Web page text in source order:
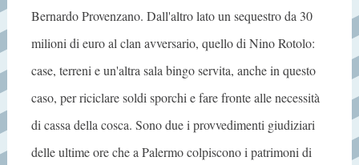
Bernardo Provenzano. Dall'altro lato un sequestro da 30
milioni di euro al clan avversario, quello di Nino Rotolo:
case, terreni e un'altra sala bingo servita, anche in questo
caso, per riciclare soldi sporchi e fare fronte alle necessità
di cassa della cosca. Sono due i provvedimenti giudiziari
delle ultime ore che a Palermo colpiscono i patrimoni di